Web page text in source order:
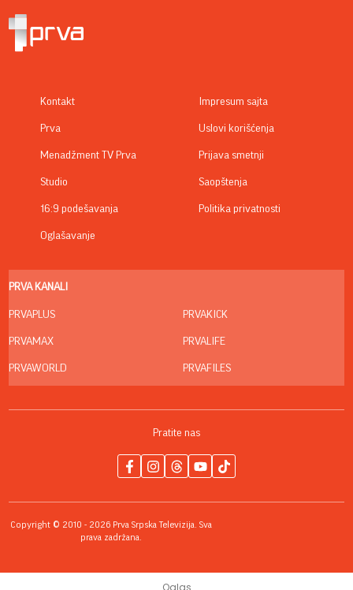
Kontakt
Prva
Menadžment TV Prva
Studio
16:9 podešavanja
Oglašavanje
Impresum sajta
Uslovi korišćenja
Prijava smetnji
Saopštenja
Politika privatnosti
PRVA KANALI
PRVAPLUS
PRVAMAX
PRVAWORLD
PRVAKICK
PRVALIFE
PRVAFILES
Pratite nas
Copyright © 2010 - 2026 Prva Srpska Televizija. Sva
prava zadržana.